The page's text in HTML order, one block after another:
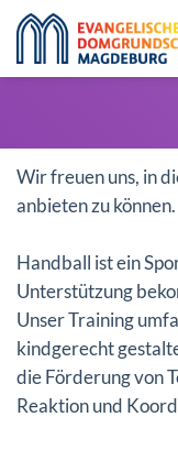
Wir freuen uns, in
anbieten zu können.
Handball ist ein
Unterstützung
Unser Training
kindgerecht
die Förderung von
Reaktion und